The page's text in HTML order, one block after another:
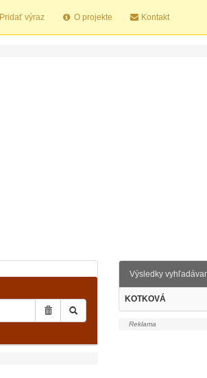
Pridať výraz O projekte Kontakt
Výsledky
KOTKOVÁ